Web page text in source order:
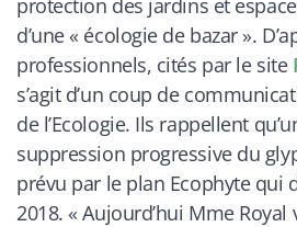
d’une « écologie de bazar».
professionnels, cités par le site
s’agit d’un coup de
de l’Ecologie. Ils rappellent
suppression progressive du
prévu par le plan Ecophyte qui
2018. «Aujourd’hui Mme Royal